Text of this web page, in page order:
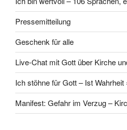
Pressemitteilung
Geschenk für alle
Live-Chat mit Gott über Kirche
Ich stöhne für Gott – Ist Wahrheit
Manifest: Gefahr im Verzug –